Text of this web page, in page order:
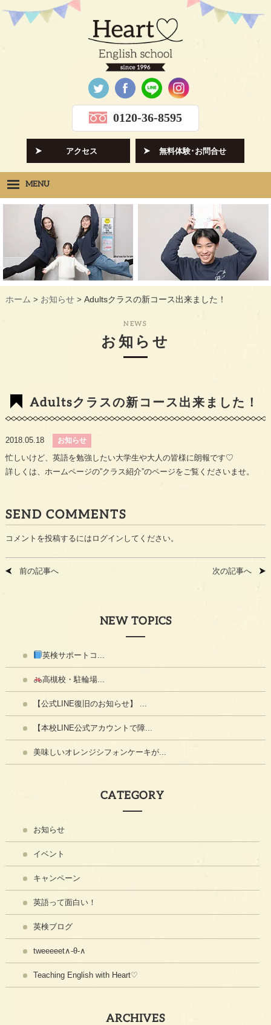
0120-36-8595
アクセス 無料体験･お問合せ
MENU
Heartの想い
クラス紹介 CLASS
先生紹介 INSTRUCTORS
ギャラリー GALLERY
ホーム > お知らせ> Adultsクラスの新コース出来ました！
NEWS
お知らせ
Adultsクラスの新コース出来ました！
2018.05.18 お知らせ
忙しいけど、英語を勉強したい大学生や大人の皆様に朗報です♡
詳しくは、ホームページの”クラス紹介”のページをご覧くださいませ。
SEND COMMENTS
コメントを投稿するには ログイン してください。
前の記事へ 次の記事へ
NEW TOPICS
英検サポートコ...
高槻校・駐輪場...
【公式LINE復旧のお知らせ】 ...
【本校LINE公式アカウントで障...
美味しいオレンジシフォンケーキが...
CATEGORY
お知らせ
イベント
キャンペーン
英語って面白い！
英検ブログ
tweeeeet∧-θ-∧
Teaching English with Heart♡
ARCHIVES